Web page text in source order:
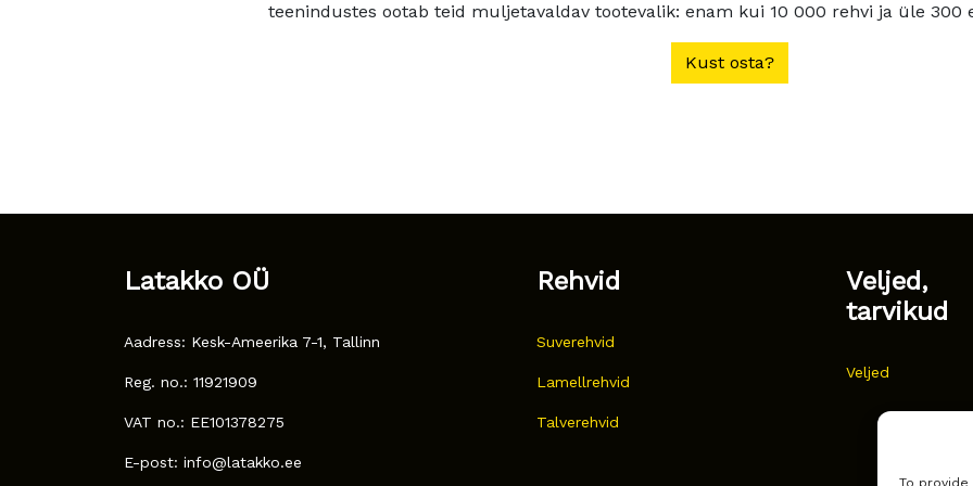
To
teenindustes ootab teid muljetavaldav tootevalik: enam kui 10 000 rehvi ja üle 300
Kust osta?
Latakko OÜ
Aadress: Kesk-Ameerika 7-1, Tallinn
Reg. no.: 11921909
VAT no.: EE101378275
E-post: info@latakko.ee
Rehvid
Suverehvid
Lamellrehvid
Talverehvid
Veljed,
tarvikud
Veljed